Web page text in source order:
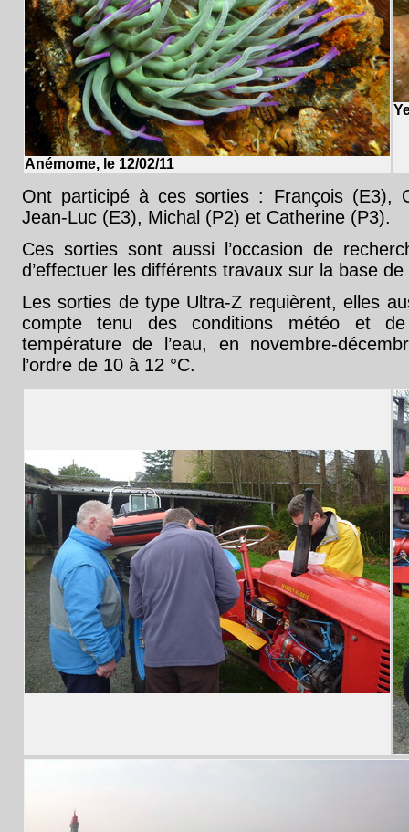
Anémome, le 12/02/11
Ont participé à ces sorties : François (E3),
Jean-Luc (E3), Michal (P2) et Catherine (P3).
Ces sorties sont aussi l’occasion de
d’effectuer les différents travaux sur la base de
Les sorties de type Ultra-Z requièrent, elles
compte tenu des conditions météo et
température de l’eau, en novembre-
l’ordre de 10 à 12 °C.